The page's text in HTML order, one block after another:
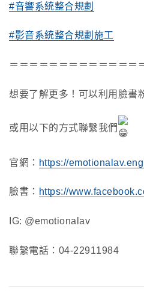
#音響系統整合規劃
#影音系統整合規劃施工
＝＝＝＝＝＝＝＝＝＝＝＝＝
想要了解更多！可以利用臉書
或用以下的方式聯繫我們
官網： https://
臉書： https://
IG: @emotionalav
聯繫電話：04-22911984